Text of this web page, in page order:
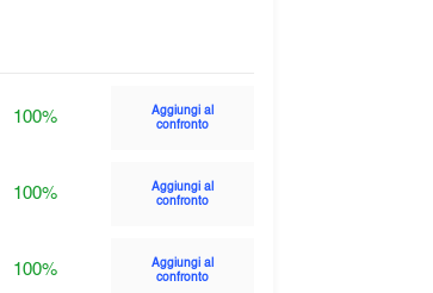
100%
Aggiungi al
confronto
100%
Aggiungi al
confronto
100%
Aggiungi al
confronto